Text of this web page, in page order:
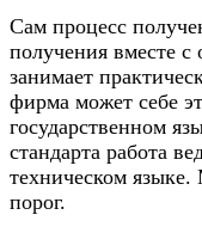
Сам процесс
получения вместе
занимает
фирма может себе
государственном
стандарта работа
техническом
порог.